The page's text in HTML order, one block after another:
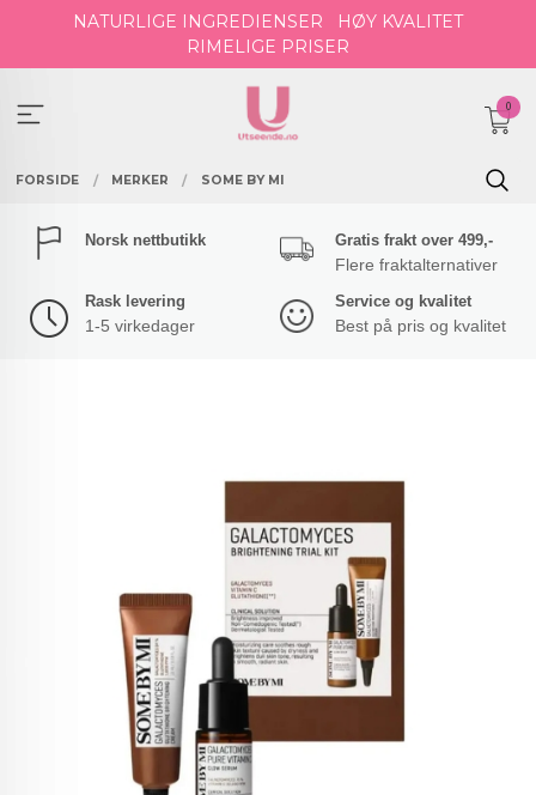
NATURLIGE INGREDIENSER
HØY KVALITET
RIMELIGE PRISER
0
FORSIDE MERKER SOME BY MI
Norsk nettbutikk Gratis frakt over 499,-
Flere fraktalternativer
Rask levering
1-5 virkedager
Service og kvalitet
Best på pris og kvalitet